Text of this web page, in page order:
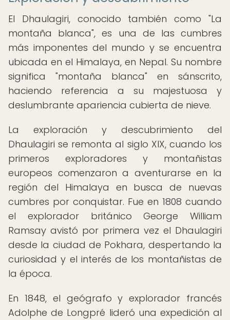
El Dhaulagiri, conocido también como "La
montaña blanca", es una de las cumbres
más imponentes del mundo y se encuentra
ubicada en el Himalaya, en Nepal. Su nombre
significa "montaña blanca" en sánscrito,
haciendo referencia a su majestuosa y
deslumbrante apariencia cubierta de nieve.
La exploración y descubrimiento del
Dhaulagiri se remonta al siglo XIX, cuando los
primeros exploradores y montañistas
europeos comenzaron a aventurarse en la
región del Himalaya en busca de nuevas
cumbres por conquistar. Fue en 1808 cuando
el explorador británico George William
Ramsay avistó por primera vez el Dhaulagiri
desde la ciudad de Pokhara, despertando la
curiosidad y el interés de los montañistas de
la época.
En 1848, el geógrafo y explorador francés
Adolphe de Longpré lideró una expedición al